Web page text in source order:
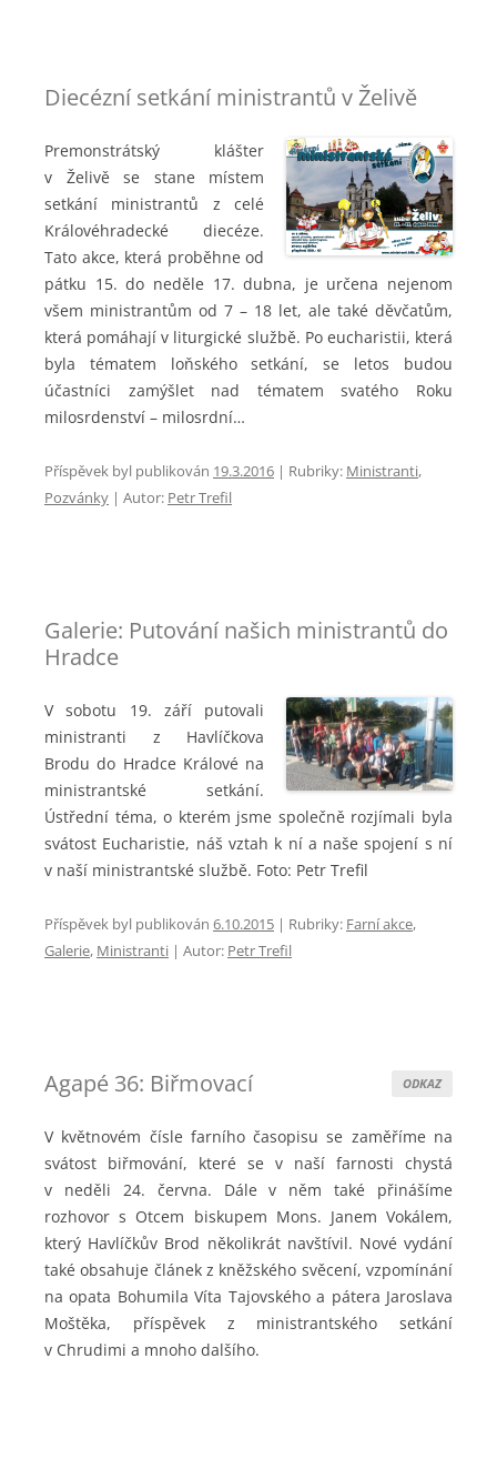
Diecézní setkání ministrantů v Želivě
Premonstrátský klášter
v Želivě se stane místem
setkání ministrantů z celé
Královéhradecké diecéze.
Tato akce, která proběhne od
pátku 15. do neděle 17. dubna, je určena nejenom
všem ministrantům od 7 – 18 let, ale také děvčatům,
která pomáhají v liturgické službě. Po eucharistii, která
byla tématem loňského setkání, se letos budou
účastníci zamýšlet nad tématem svatého Roku
milosrdenství – milosrdní…
Příspěvek byl publikován 19.3.2016 | Rubriky: Ministranti,
Pozvánky | Autor: Petr Trefil
Galerie: Putování našich ministrantů do
Hradce
V sobotu 19. září putovali
ministranti z Havlíčkova
Brodu do Hradce Králové na
ministrantské setkání.
Ústřední téma, o kterém jsme společně rozjímali byla
svátost Eucharistie, náš vztah k ní a naše spojení s ní
v naší ministrantské službě. Foto: Petr Trefil
Příspěvek byl publikován 6.10.2015 | Rubriky: Farní akce,
Galerie, Ministranti | Autor: Petr Trefil
ODKAZ
Agapé 36: Biřmovací
V květnovém čísle farního časopisu se zaměříme na
svátost biřmování, které se v naší farnosti chystá
v neděli 24. června. Dále v něm také přinášíme
rozhovor s Otcem biskupem Mons. Janem Vokálem,
který Havlíčkův Brod několikrát navštívil. Nové vydání
také obsahuje článek z kněžského svěcení, vzpomínání
na opata Bohumila Víta Tajovského a pátera Jaroslava
Moštěka, příspěvek z ministrantského setkání
v Chrudimi a mnoho dalšího.